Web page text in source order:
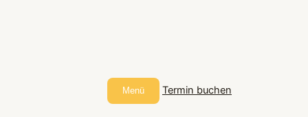
Menü Termin buchen